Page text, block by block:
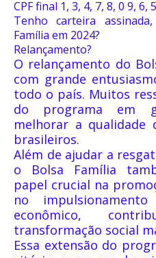
CPF final 1, 3, 4, 7, 8, 0 9, 6,
Tenho carteira
Família em 2024?
Relançamento?
O relançamento do
com grande
todo o país. Muitos
do programa em
melhorar a qualidade
brasileiros.
Além de ajudar a
o Bolsa Família
papel crucial na
no
econômico,
transformação social
Essa extensão do